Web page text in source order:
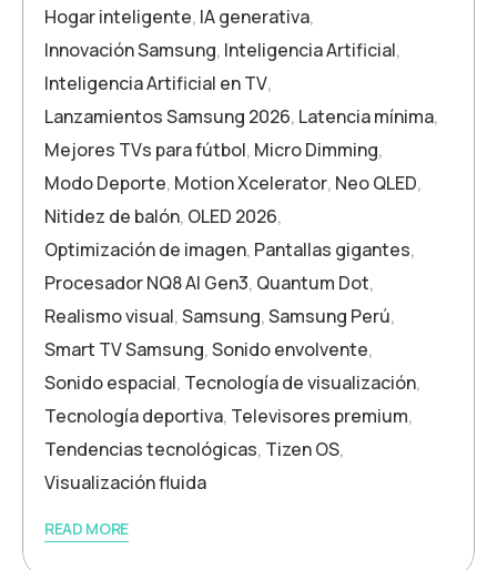
Hogar inteligente, IA generativa,
Innovación Samsung, Inteligencia Artificial,
Inteligencia Artificial en TV,
Lanzamientos Samsung 2026, Latencia mínima,
Mejores TVs para fútbol, Micro Dimming,
Modo Deporte, Motion Xcelerator, Neo QLED,
Nitidez de balón, OLED 2026,
Optimización de imagen, Pantallas gigantes,
Procesador NQ8 AI Gen3, Quantum Dot,
Realismo visual,Samsung,Samsung Perú,
Smart TV Samsung,Sonido envolvente,
Sonido espacial, Tecnología de visualización,
Tecnología deportiva, Televisores premium,
Tendencias tecnológicas, Tizen OS,
Visualización fluida
READ MORE